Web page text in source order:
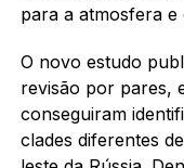
para a atmosfera
O novo estudo
revisão por pares,
conseguiram
clades diferentes